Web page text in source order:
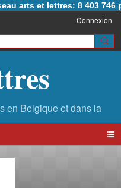
arts et lettres: 8 403 746
Connexion